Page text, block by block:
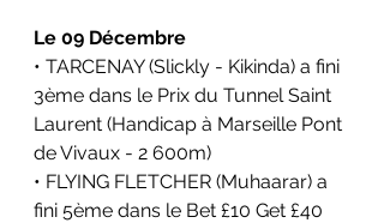
Le 09 Décembre
• TARCENAY (Slickly - Kikinda) a fini
3ème dans le Prix du Tunnel Saint
Laurent (Handicap à Marseille Pont
de Vivaux - 2 600m)
• FLYING FLETCHER (Muhaarar) a
fini 5ème dans le Bet £10 Get £40